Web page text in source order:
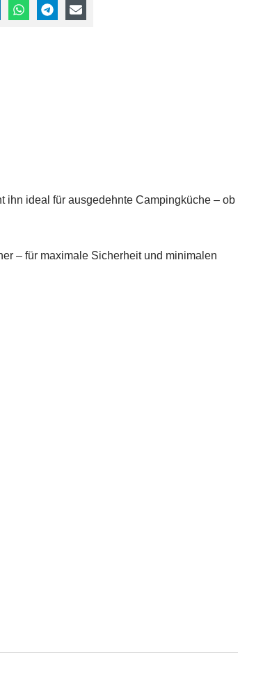
ihn ideal für ausgedehnte Campingküche – ob
– für maximale Sicherheit und minimalen